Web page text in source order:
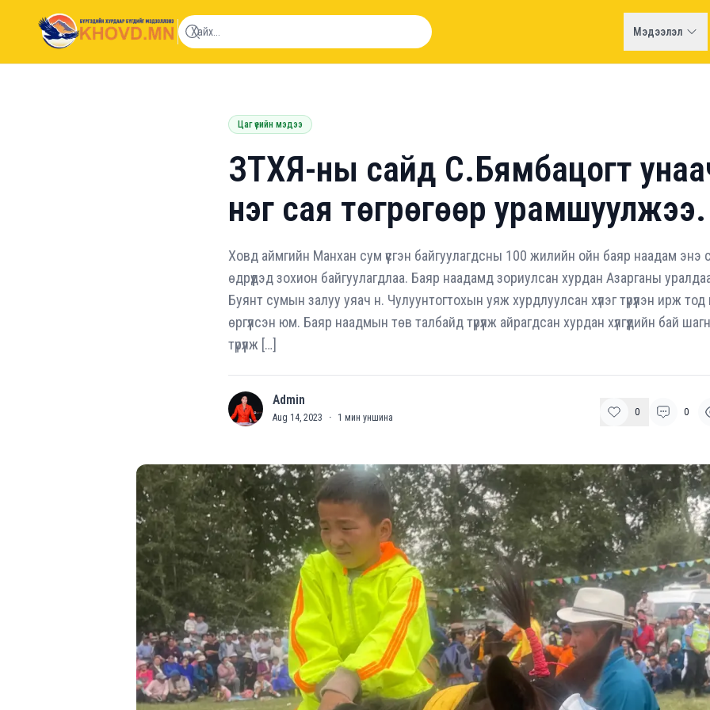
khovd.mn
Мэдээлэл
Цаг үеийн мэдээ
ЗТХЯ-ны сайд С.Бямбацогт унаач
нэг сая төгрөгөөр урамшуулжээ.
Ховд аймгийн Манхан сум үүсгэн байгуулагдсны 100 жилийн ойн баяр наадам
өдрүүдэд зохион байгуулагдлаа. Баяр наадамд зориулсан хурдан Азарганы
Буянт сумын залуу уяач н. Чулуунтогтохын уяж хурдлуулсан хүлэг түрүүлэн ирж
өргүүлсэн юм. Баяр наадмын төв талбайд түрүүлж айрагдсан хурдан хүлгүүдийн бай
түрүүлж […]
A Admin
Aug 14, 2023 · 1 мин уншина 0 0